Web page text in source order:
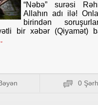
“Nəbə” surəsi
Allahın adı ilə!
birindən
bir xəbər (Qiyamət)
0 Şərh